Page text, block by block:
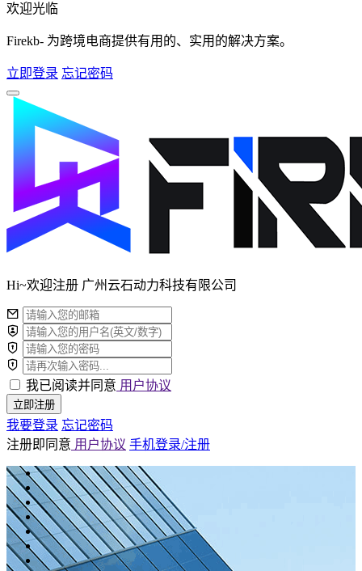
欢迎光临
Firekb- 为跨境电商提供有用的、实用的解决方案。
立即登录 忘记密码
Hi~欢迎注册 广州云石动力科技有限公司
我已阅读并同意 用户协议
立即注册
我要登录 忘记密码
注册即同意 用户协议 手机登录/注册